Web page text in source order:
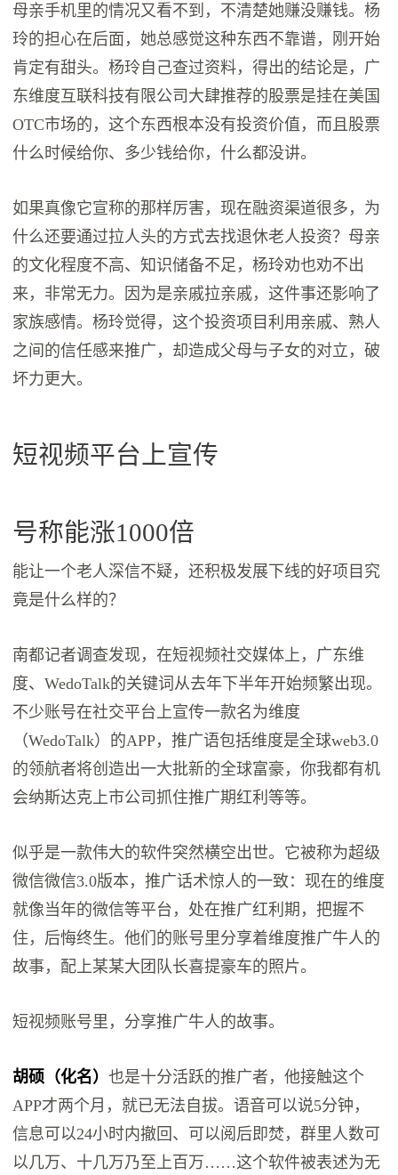
母亲手机里的情况又看不到，不清楚她赚没赚钱。杨
玲的担心在后面，她总感觉这种东西不靠谱，刚开始
肯定有甜头。杨玲自己查过资料，得出的结论是，广
东维度互联科技有限公司大肆推荐的股票是挂在美国
OTC市场的，这个东西根本没有投资价值，而且股票
什么时候给你、多少钱给你，什么都没讲。
如果真像它宣称的那样厉害，现在融资渠道很多，为
什么还要通过拉人头的方式去找退休老人投资？母亲
的文化程度不高、知识储备不足，杨玲劝也劝不出
来，非常无力。因为是亲戚拉亲戚，这件事还影响了
家族感情。杨玲觉得，这个投资项目利用亲戚、熟人
之间的信任感来推广，却造成父母与子女的对立，破
坏力更大。
短视频平台上宣传
号称能涨1000倍
能让一个老人深信不疑，还积极发展下线的好项目究
竟是什么样的？
南都记者调查发现，在短视频社交媒体上，广东维
度、WedoTalk的关键词从去年下半年开始频繁出现。
不少账号在社交平台上宣传一款名为维度
（WedoTalk）的APP，推广语包括维度是全球web3.0
的领航者将创造出一大批新的全球富豪，你我都有机
会纳斯达克上市公司抓住推广期红利等等。
似乎是一款伟大的软件突然横空出世。它被称为超级
微信微信3.0版本，推广话术惊人的一致：现在的维度
就像当年的微信等平台，处在推广红利期，把握不
住，后悔终生。他们的账号里分享着维度推广牛人的
故事，配上某某大团队长喜提豪车的照片。
短视频账号里，分享推广牛人的故事。
胡硕（化名）也是十分活跃的推广者，他接触这个
APP才两个月，就已无法自拔。语音可以说5分钟，
信息可以24小时内撤回、可以阅后即焚，群里人数可
以几万、十几万乃至上百万……这个软件被表述为无